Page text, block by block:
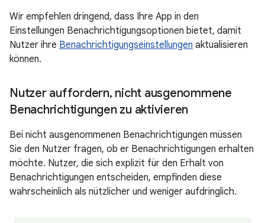
Wir empfehlen dringend, dass Ihre App in den
Einstellungen Benachrichtigungsoptionen bietet, damit
Nutzer ihre Benachrichtigungseinstellungen aktualisieren
können.
Nutzer auffordern, nicht ausgenommene
Benachrichtigungen zu aktivieren
Bei nicht ausgenommenen Benachrichtigungen müssen
Sie den Nutzer fragen, ob er Benachrichtigungen erhalten
möchte. Nutzer, die sich explizit für den Erhalt von
Benachrichtigungen entscheiden, empfinden diese
wahrscheinlich als nützlicher und weniger aufdringlich.